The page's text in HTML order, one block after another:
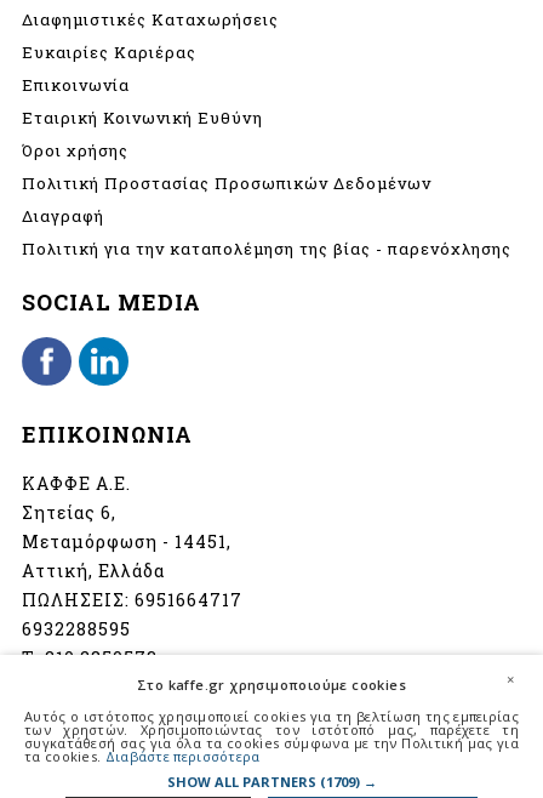
Διαφημιστικές Καταχωρήσεις
Ευκαιρίες Καριέρας
Επικοινωνία
Εταιρική Κοινωνική Ευθύνη
Όροι χρήσης
Πολιτική Προστασίας Προσωπικών Δεδομένων
Διαγραφή
Πολιτική για την καταπολέμηση της βίας - παρενόχλησης
SOCIAL MEDIA
ΕΠΙΚΟΙΝΩΝΙΑ
ΚΑΦΦΕ Α.Ε.
Σητείας 6,
Μεταμόρφωση - 14451,
Αττική, Ελλάδα
ΠΩΛΗΣΕΙΣ: 6951664717
6932288595
Τ:210 2850573
info@kaffe.gr
Ωράριο λειτουργίας:
Δευτέρα - Παρασκευή
×
Στο kaffe.gr χρησιμοποιούμε cookies
Αυτός ο ιστότοπος χρησιμοποιεί cookies για τη βελτίωση της εμπειρίας
των χρηστών. Χρησιμοποιώντας τον ιστότοπό μας, παρέχετε τη
συγκατάθεσή σας για όλα τα cookies σύμφωνα με την Πολιτική μας για
τα cookies. Διαβάστε περισσότερα
SHOW ALL PARTNERS (1709) →